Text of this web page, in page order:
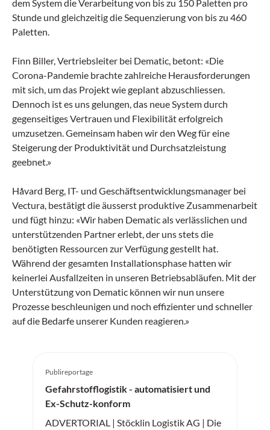
dem System die Verarbeitung von bis zu 150 Paletten pro
Stunde und gleichzeitig die Sequenzierung von bis zu 460
Paletten.
Finn Biller, Vertriebsleiter bei Dematic, betont: «Die
Corona-Pandemie brachte zahlreiche Herausforderungen
mit sich, um das Projekt wie geplant abzuschliessen.
Dennoch ist es uns gelungen, das neue System durch
gegenseitiges Vertrauen und Flexibilität erfolgreich
umzusetzen. Gemeinsam haben wir den Weg für eine
Steigerung der Produktivität und Durchsatzleistung
geebnet.»
Håvard Berg, IT- und Geschäftsentwicklungsmanager bei
Vectura, bestätigt die äusserst produktive Zusammenarbeit
und fügt hinzu: «Wir haben Dematic als verlässlichen und
unterstützenden Partner erlebt, der uns stets die
benötigten Ressourcen zur Verfügung gestellt hat.
Während der gesamten Installationsphase hatten wir
keinerlei Ausfallzeiten in unseren Betriebsabläufen. Mit der
Unterstützung von Dematic können wir nun unsere
Prozesse beschleunigen und noch effizienter und schneller
auf die Bedarfe unserer Kunden reagieren.»
Publireportage
Gefahrstofflogistik - automatisiert und
Ex-Schutz-konform
ADVERTORIAL | Stöcklin Logistik AG | Die